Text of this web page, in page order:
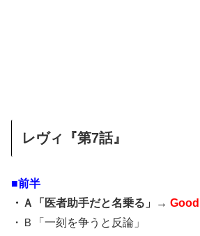
レヴィ『第7話』
■前半
・Ａ「医者助手だと名乗る」→ Good
・Ｂ「一刻を争うと反論」